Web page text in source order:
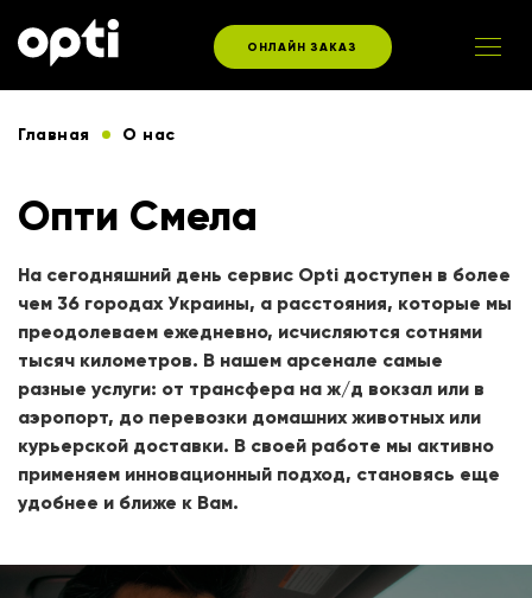
ОНЛАЙН ЗАКАЗ
Главная О нас
Опти Смела
На сегодняшний день сервис Opti доступен в более
чем 36 городах Украины, а расстояния, которые мы
преодолеваем ежедневно, исчисляются сотнями
тысяч километров. В нашем арсенале самые
разные услуги: от трансфера на ж/д вокзал или в
аэропорт, до перевозки домашних животных или
курьерской доставки. В своей работе мы активно
применяем инновационный подход, становясь еще
удобнее и ближе к Вам.